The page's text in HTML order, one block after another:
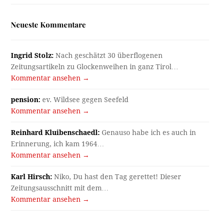
Neueste Kommentare
Ingrid Stolz: Nach geschätzt 30 überflogenen
Zeitungsartikeln zu Glockenweihen in ganz Tirol…
Kommentar ansehen →
pension: ev. Wildsee gegen Seefeld
Kommentar ansehen →
Reinhard Kluibenschaedl: Genauso habe ich es auch in
Erinnerung, ich kam 1964…
Kommentar ansehen →
Karl Hirsch: Niko, Du hast den Tag gerettet! Dieser
Zeitungsausschnitt mit dem…
Kommentar ansehen →